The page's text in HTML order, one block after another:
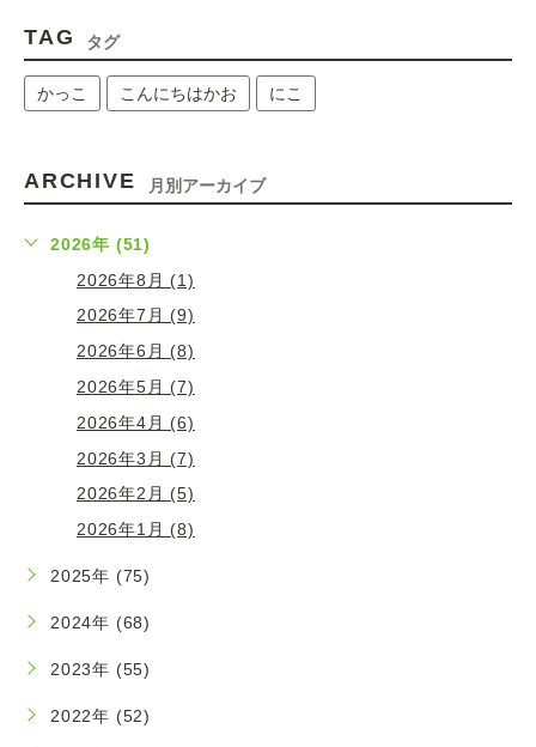
TAG タグ
かっこ こんにちはかお にこ
ARCHIVE 月別アーカイブ
2026年 (51)
2026年8月 (1)
2026年7月 (9)
2026年6月 (8)
2026年5月 (7)
2026年4月 (6)
2026年3月 (7)
2026年2月 (5)
2026年1月 (8)
2025年 (75)
2024年 (68)
2023年 (55)
2022年 (52)